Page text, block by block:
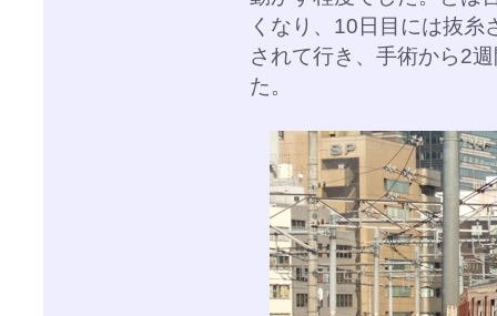
くなり、10日目には抜
されて行き、手術から2
た。